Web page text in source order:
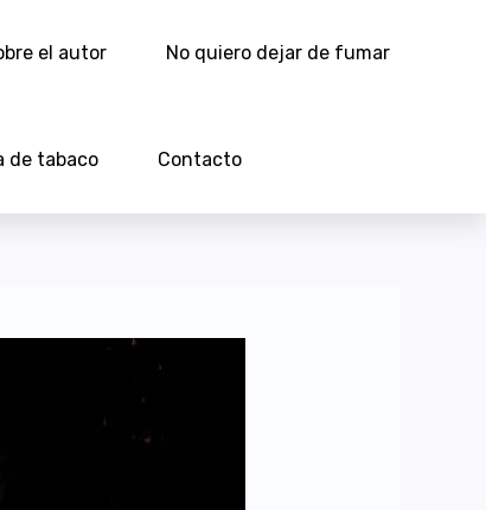
el autor No quiero dejar de fumar
de tabaco Contacto